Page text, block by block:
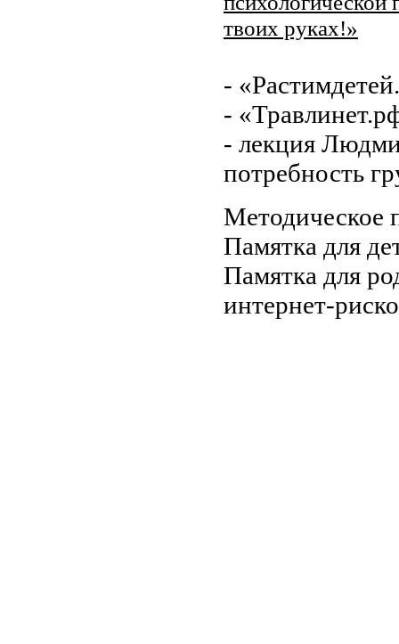
твоих руках!»
-
-
- лекция
потребность
Методическое
Памятка для
Памятка для
интернет-